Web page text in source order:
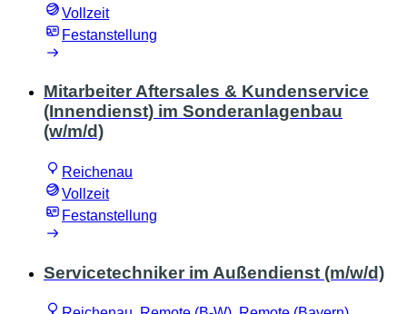
Vollzeit
Festanstellung
Mitarbeiter Aftersales & Kundenservice
(Innendienst) im Sonderanlagenbau
(w/m/d)
Reichenau
Vollzeit
Festanstellung
Servicetechniker im Außendienst (m/w/d)